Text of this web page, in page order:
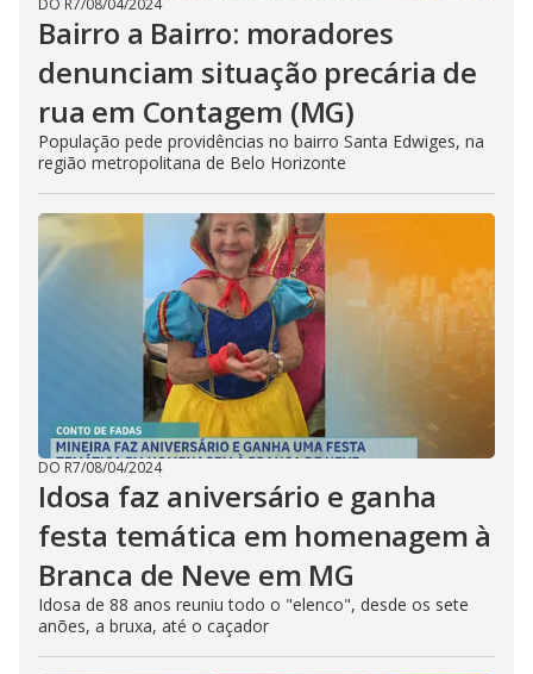
DO R7/08/04/2024
Bairro a Bairro: moradores
denunciam situação precária de
rua em Contagem (MG)
População pede providências no bairro Santa Edwiges, na
região metropolitana de Belo Horizonte
DO R7/08/04/2024
Idosa faz aniversário e ganha
festa temática em homenagem à
Branca de Neve em MG
Idosa de 88 anos reuniu todo o "elenco", desde os sete
anões, a bruxa, até o caçador